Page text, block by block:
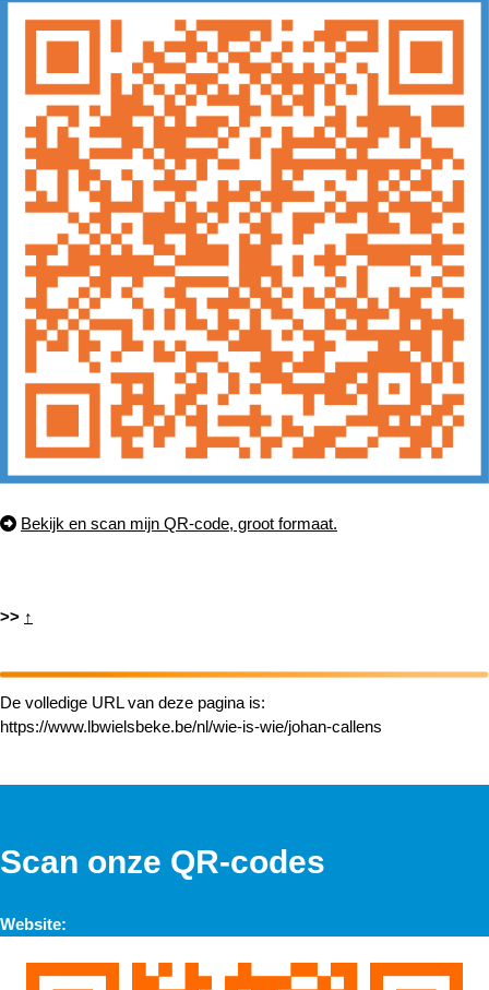
Bekijk en scan mijn QR-code, groot formaat.
>> ↑
De volledige URL van deze pagina is:
https://www.lbwielsbeke.be/nl/wie-is-wie/johan-callens
Scan onze QR-codes
Website: